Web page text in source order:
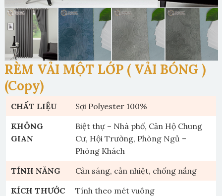
RÈM VẢI MỘT LỚP ( VẢI BÓNG )
(Copy)
CHẤT LIỆU
Sợi Polyester 100%
KHÔNG
GIAN
Biệt thự – Nhà phố, Căn Hộ Chung
Cư, Hội Trường, Phòng Ngủ –
Phòng Khách
TÍNH NĂNG
Cản sáng, cản nhiệt, chống nắng
KÍCH THƯỚC
Tính theo mét vuông